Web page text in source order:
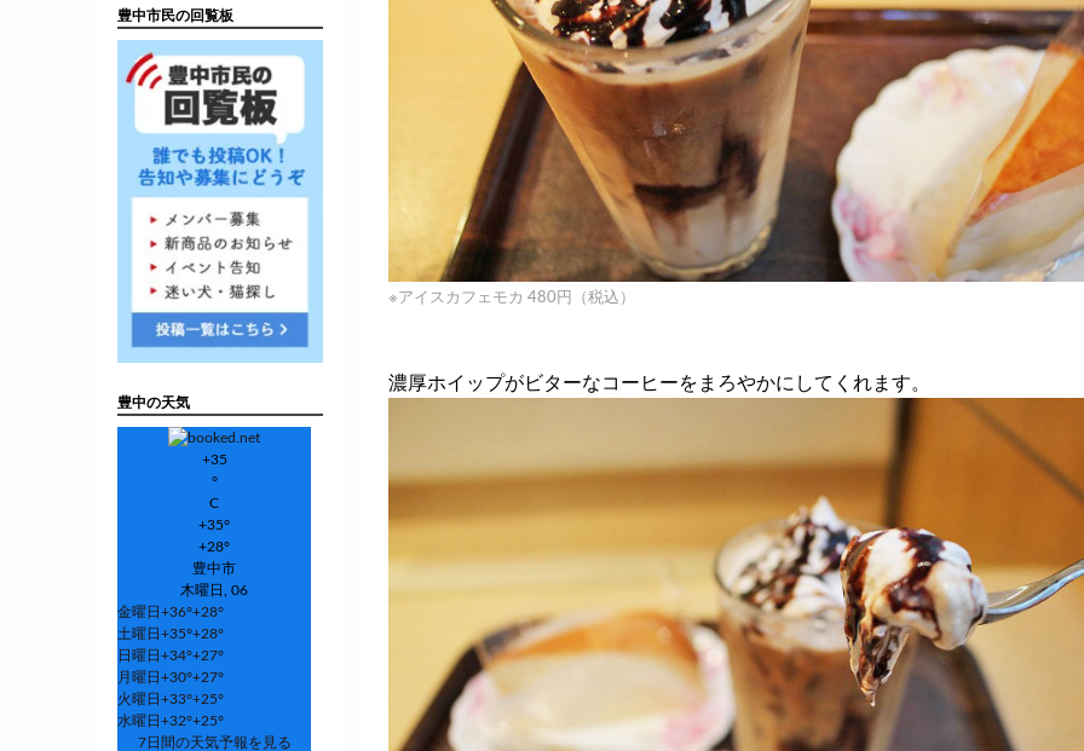
※アイスカフェモカ 480円（税込）
濃厚ホイップがビターなコーヒーをまろやかにしてくれます。
豊中市民の回覧板
豊中の天気
+35
°
C
+35°
+28°
豊中市
木曜日, 06
金曜日 +36°+28°
土曜日 +35°+28°
日曜日 +34°+27°
月曜日 +30°+27°
火曜日 +33°+25°
水曜日 +32°+25°
7日間の天気予報を見る